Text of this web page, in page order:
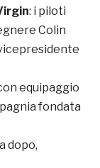
: i piloti
Colin
equipaggio
fondata
dopo,